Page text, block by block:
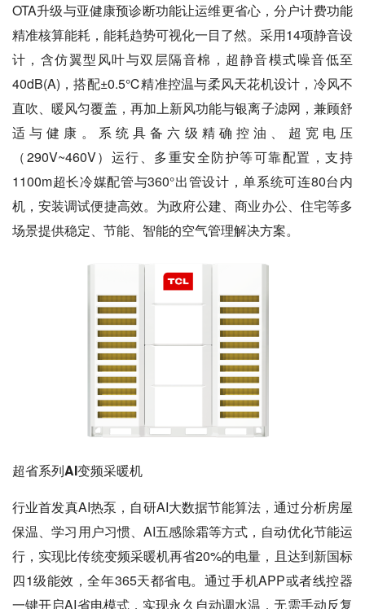
OTA升级与亚健康预诊断功能让运维更省心，分户计费功能
精准核算能耗，能耗趋势可视化一目了然。采用14项静音设
计，含仿翼型风叶与双层隔音棉，超静音模式噪音低至
40dB(A)，搭配±0.5℃精准控温与柔风天花机设计，冷风不
直吹、暖风匀覆盖，再加上新风功能与银离子滤网，兼顾舒
适与健康。系统具备六级精确控油、超宽电压
（290V~460V）运行、多重安全防护等可靠配置，支持
1100m超长冷媒配管与360°出管设计，单系统可连80台内
机，安装调试便捷高效。为政府公建、商业办公、住宅等多
场景提供稳定、节能、智能的空气管理解决方案。
超省系列AI变频采暖机
行业首发真AI热泵，自研AI大数据节能算法，通过分析房屋
保温、学习用户习惯、AI五感除霜等方式，自动优化节能运
行，实现比传统变频采暖机再省20%的电量，且达到新国标
四1级能效，全年365天都省电。通过手机APP或者线控器
一键开启AI省电模式，实现永久自动调水温，无需手动反复